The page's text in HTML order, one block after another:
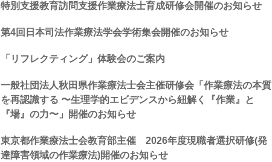
特別支援教育訪問支援作業療法士育成研修会開催のお知らせ
第4回日本司法作業療法学会学術集会開催のお知らせ
「リフレクティング」体験会のご案内
一般社団法人秋田県作業療法士会主催研修会「作業療法の本質
を再認識する 〜生理学的エビデンスから紐解く『作業』と
『場』の力〜」開催のお知らせ
東京都作業療法士会教育部主催 2026年度現職者選択研修(発
達障害領域の作業療法)開催のお知らせ